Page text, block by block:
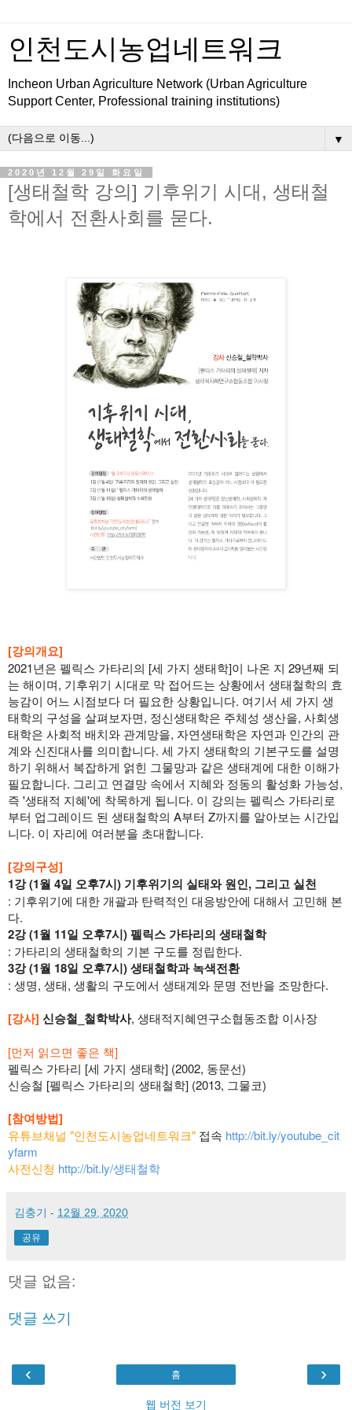
인천도시농업네트워크
Incheon Urban Agriculture Network (Urban Agriculture
Support Center, Professional training institutions)
▼
2020년 12월 29일 화요일
[생태철학 강의] 기후위기 시대, 생태철
학에서 전환사회를 묻다.
[강의개요]
2021년은 펠릭스 가타리의 [세 가지 생태학]이 나온 지 29년째 되
는 해이며, 기후위기 시대로 막 접어드는 상황에서 생태철학의 효
능감이 어느 시점보다 더 필요한 상황입니다. 여기서 세 가지 생
태학의 구성을 살펴보자면, 정신생태학은 주체성 생산을, 사회생
태학은 사회적 배치와 관계망을, 자연생태학은 자연과 인간의 관
계와 신진대사를 의미합니다. 세 가지 생태학의 기본구도를 설명
하기 위해서 복잡하게 얽힌 그물망과 같은 생태계에 대한 이해가
필요합니다. 그리고 연결망 속에서 지혜와 정동의 활성화 가능성,
즉 '생태적 지혜'에 착목하게 됩니다. 이 강의는 펠릭스 가타리로
부터 업그레이드 된 생태철학의 A부터 Z까지를 알아보는 시간입
니다. 이 자리에 여러분을 초대합니다.
[강의구성]
1강 (1월 4일 오후7시) 기후위기의 실태와 원인, 그리고 실천
: 기후위기에 대한 개괄과 탄력적인 대응방안에 대해서 고민해 본
다.
2강 (1월 11일 오후7시) 펠릭스 가타리의 생태철학
: 가타리의 생태철학의 기본 구도를 정립한다.
3강 (1월 18일 오후7시) 생태철학과 녹색전환
: 생명, 생태, 생활의 구도에서 생태계와 문명 전반을 조망한다.
[강사] 신승철_철학박사, 생태적지혜연구소협동조합 이사장
[먼저 읽으면 좋은 책]
펠릭스 가타리 [세 가지 생태학] (2002, 동문선)
신승철 [펠릭스 가타리의 생태철학] (2013, 그물코)
[참여방법]
유튜브채널 "인천도시농업네트워크" 접속 http://bit.ly/youtube_cit
yfarm
사전신청 http://bit.ly/생태철학
김충기 - 12월 29, 2020
공유
댓글 없음:
댓글 쓰기
‹ ›
홈
웹 버전 보기